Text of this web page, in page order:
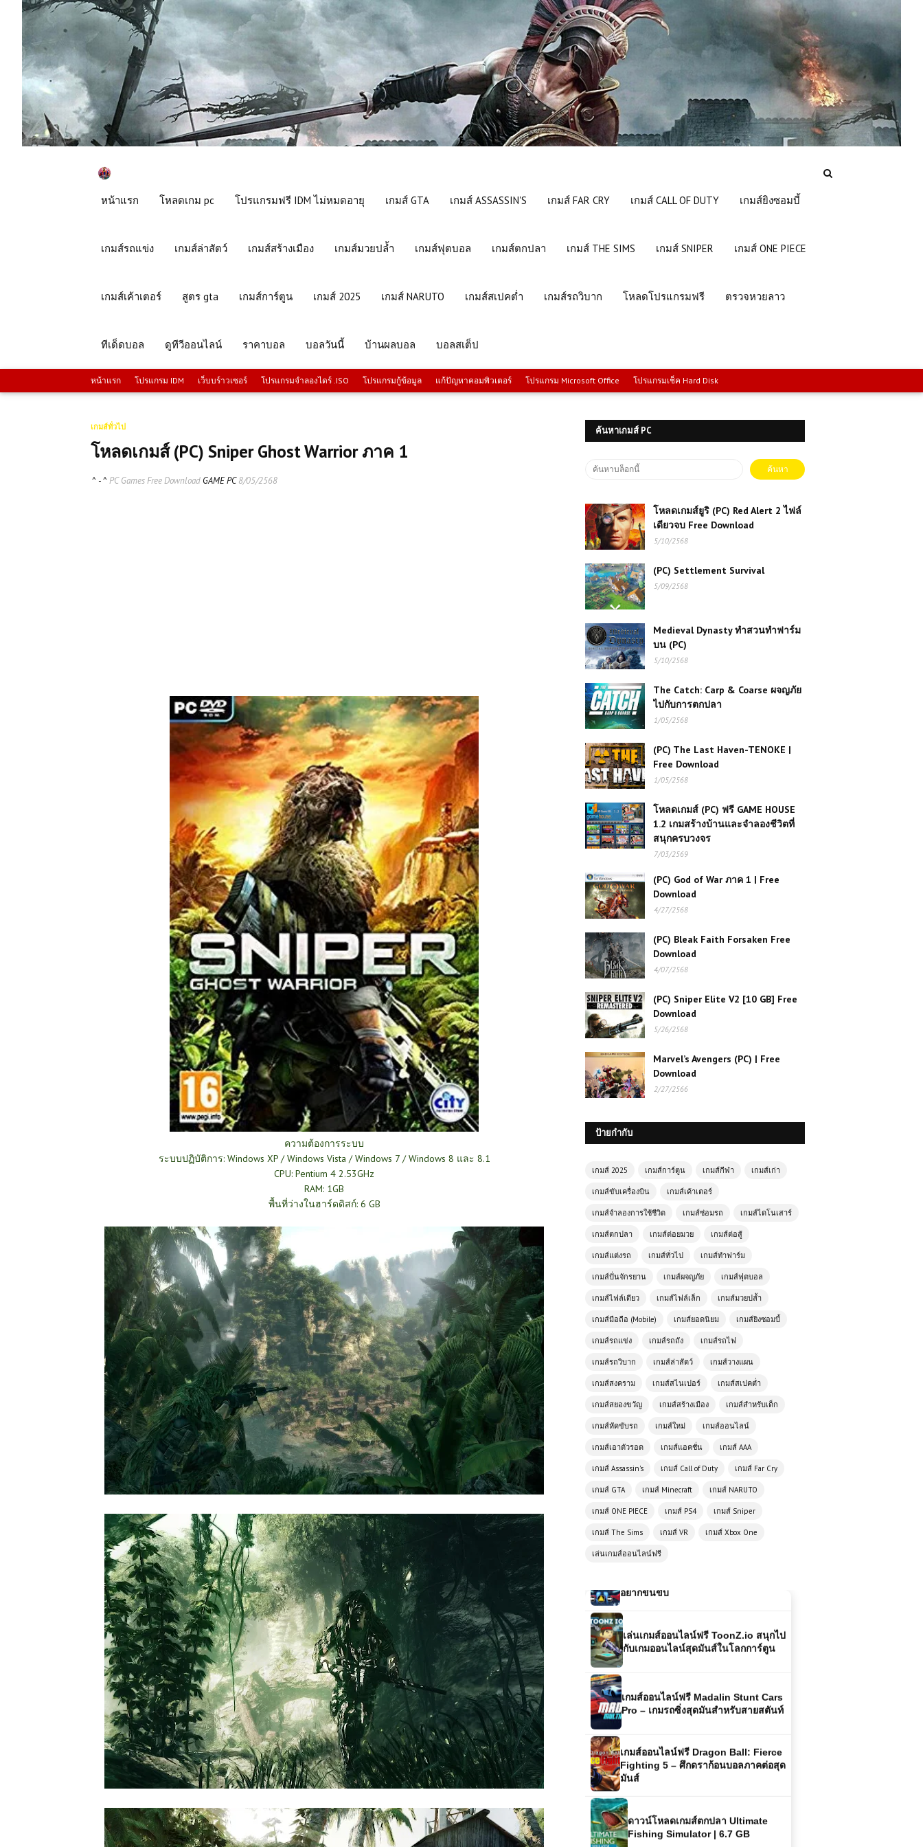
หน้าแรก โหลดเกม pc โปรแกรมฟรี IDM ไม่หมดอายุ เกมส์ GTA เกมส์ ASSASSIN'S เกมส์ FAR CRY เกมส์ CALL OF DUTY เกมส์ยิงซอมบี้
เกมส์รถแข่ง เกมส์ล่าสัตว์ เกมส์สร้างเมือง เกมส์มวยปล้ำ เกมส์ฟุตบอล เกมส์ตกปลา เกมส์ THE SIMS เกมส์ SNIPER เกมส์ ONE PIECE
เกมส์เค้าเตอร์ สูตร gta เกมส์การ์ตูน เกมส์ 2025 เกมส์ NARUTO เกมส์สเปคต่ำ เกมส์รถวิบาก โหลดโปรแกรมฟรี ตรวจหวยลาว
ทีเด็ดบอล ดูทีวีออนไลน์ ราคาบอล บอลวันนี้ บ้านผลบอล บอลสเต็ป
หน้าแรก โปรแกรม IDM เว็บบร์าวเซอร์ โปรแกรมจำลองไดร์ .ISO โปรแกรมกู้ข้อมูล แก้ปัญหาคอมพิวเตอร์ โปรแกรม Microsoft Office โปรแกรมเช็ค Hard Disk
เกมส์ทั่วไป
โหลดเกมส์ (PC) Sniper Ghost Warrior ภาค 1
^ - ^ PC Games Free Download GAME PC8/05/2568
ความต้องการระบบ
ระบบปฏิบัติการ: Windows XP / Windows Vista / Windows 7 / Windows 8 และ 8.1
CPU: Pentium 4 2.53GHz
RAM: 1GB
พื้นที่ว่างในฮาร์ดดิสก์: 6 GB
ค้นหาเกมส์ PC
โหลดเกมส์ยูริ (PC) Red Alert 2 ไฟล์
เดียวจบ Free Download
5/10/2568
(PC) Settlement Survival
5/09/2568
Medieval Dynasty ทำสวนทำฟาร์ม
บน (PC)
5/10/2568
The Catch: Carp & Coarse ผจญภัย
ไปกับการตกปลา
1/05/2568
(PC) The Last Haven-TENOKE |
Free Download
1/05/2568
โหลดเกมส์ (PC) ฟรี GAME HOUSE
1.2 เกมสร้างบ้านและจำลองชีวิตที่
สนุกครบวงจร
7/03/2569
(PC) God of War ภาค 1 | Free
Download
4/27/2568
(PC) Bleak Faith Forsaken Free
Download
4/07/2568
(PC) Sniper Elite V2 [10 GB] Free
Download
5/26/2568
Marvel’s Avengers (PC) | Free
Download
2/27/2566
ป้ายกำกับ
เกมส์ 2025 เกมส์การ์ตูน เกมส์กีฬา เกมส์เก่า
เกมส์ขับเครื่องบิน เกมส์เค้าเตอร์
เกมส์จำลองการใช้ชีวิต เกมส์ซ่อมรถ เกมส์ไดโนเสาร์
เกมส์ตกปลา เกมส์ต่อยมวย เกมส์ต่อสู้
เกมส์แต่งรถ เกมส์ทั่วไป เกมส์ทำฟาร์ม
เกมส์ปั่นจักรยาน เกมส์ผจญภัย เกมส์ฟุตบอล
เกมส์ไฟล์เดียว เกมส์ไฟล์เล็ก เกมส์มวยปล้ำ
เกมส์มือถือ (Mobile) เกมส์ยอดนิยม เกมส์ยิงซอมบี้
เกมส์รถแข่ง เกมส์รถถัง เกมส์รถไฟ
เกมส์รถวิบาก เกมส์ล่าสัตว์ เกมส์วางแผน
เกมส์สงคราม เกมส์สไนเปอร์ เกมส์สเปคต่ำ
เกมส์สยองขวัญ เกมส์สร้างเมือง เกมส์สำหรับเด็ก
เกมส์หัดขับรถ เกมส์ใหม่ เกมส์ออนไลน์
เกมส์เอาตัวรอด เกมส์แอคชั่น เกมส์ AAA
เกมส์ Assassin's เกมส์ Call of Duty เกมส์ Far Cry
เกมส์ GTA เกมส์ Minecraft เกมส์ NARUTO
เกมส์ ONE PIECE เกมส์ PS4 เกมส์ Sniper
เกมส์ The Sims เกมส์ VR เกมส์ Xbox One
เล่นเกมส์ออนไลน์ฟรี
The Final Operation – เกมยิงแอ็กชัน
สุดมันส์
ธนูพิชิตศัตรูด้วยปลายนิ้ว
เกมส์ออนไลน์ฟรี MX OffRoad
Mountain Bike ผจญภัยบนเส้นทางสุด
San Andreas | Free Download
โหลดเกมส์ (PC) Naruto Shippuden
ภาค 4 Free Download
Tomb Raider Anniversary (PC)
Free Download
🏎️ Grand Extreme Racing เกมแข่งรถ
ไม่ต้องดาวน์โหลด
Driving เกมแข่งรถสุดเท่ที่ทุกคนใฝ่ฝัน
เล่นเกมส์ออนไลน์ฟรี ToonZ.io สนุกไป
กับเกมออนไลน์สุดมันส์ในโลกการ์ตูน
Pro – เกมรถซิ่งสุดมันสำหรับสายสตันท์
เกมส์ออนไลน์ฟรี Dragon Ball: Fierce
Fighting 5 – ศึกดราก้อนบอลภาคต่อสุด
มันส์
ดาวน์โหลดเกมส์ตกปลา Ultimate
Fishing Simulator | 6.7 GB